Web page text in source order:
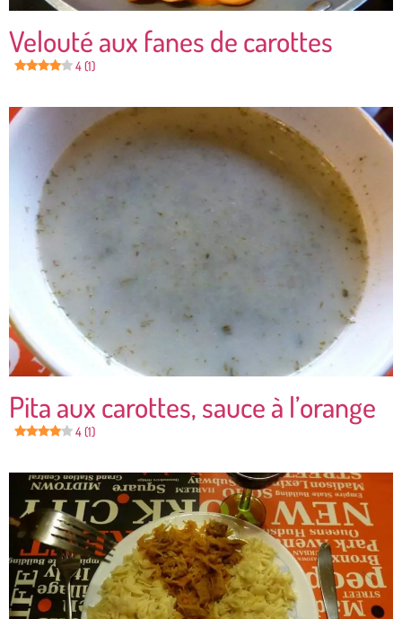
Velouté aux fanes de carottes
4 (1)
Pita aux carottes, sauce à l’orange
4 (1)